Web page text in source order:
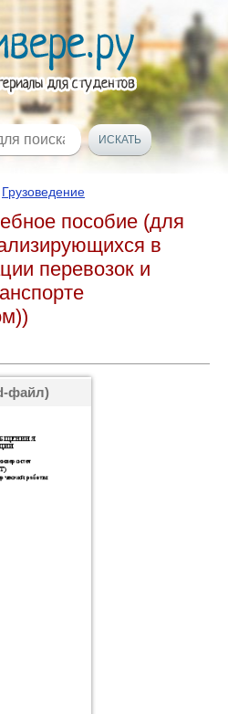
Грузоведение
пособие (для
в
перевозок и
файл)